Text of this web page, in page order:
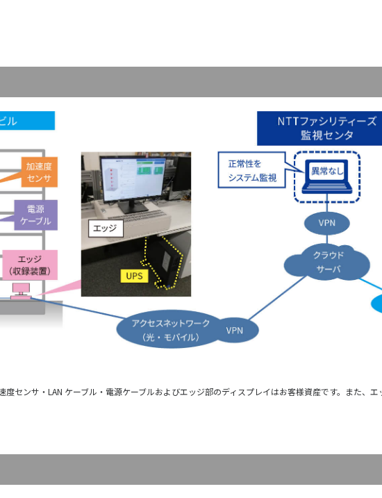
センサ・LAN ケーブル・電源ケーブルおよびエッジ部のディスプレイはお客様資産です。また、